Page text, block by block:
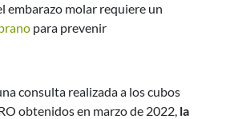
embarazo molar requiere un
para prevenir
consulta realizada a los cubos
obtenidos en marzo de 2022, la